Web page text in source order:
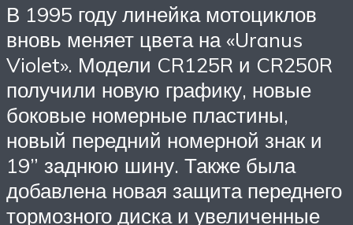
В 1995 году линейка мотоциклов
вновь меняет цвета на «Uranus
Violet». Модели CR125R и CR250R
получили новую графику, новые
боковые номерные пластины,
новый передний номерной знак и
19” заднюю шину. Также была
добавлена новая защита переднего
тормозного диска и увеличенные